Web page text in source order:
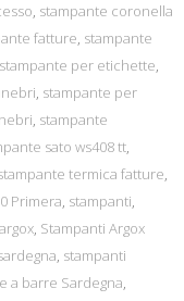
, stampante coronella
fatture, stampante
stampante per etichette,
, stampante per
, stampante
sato ws408 tt,
termica fatture,
Primera, stampanti,
, Stampanti Argox
, stampanti
a barre Sardegna,